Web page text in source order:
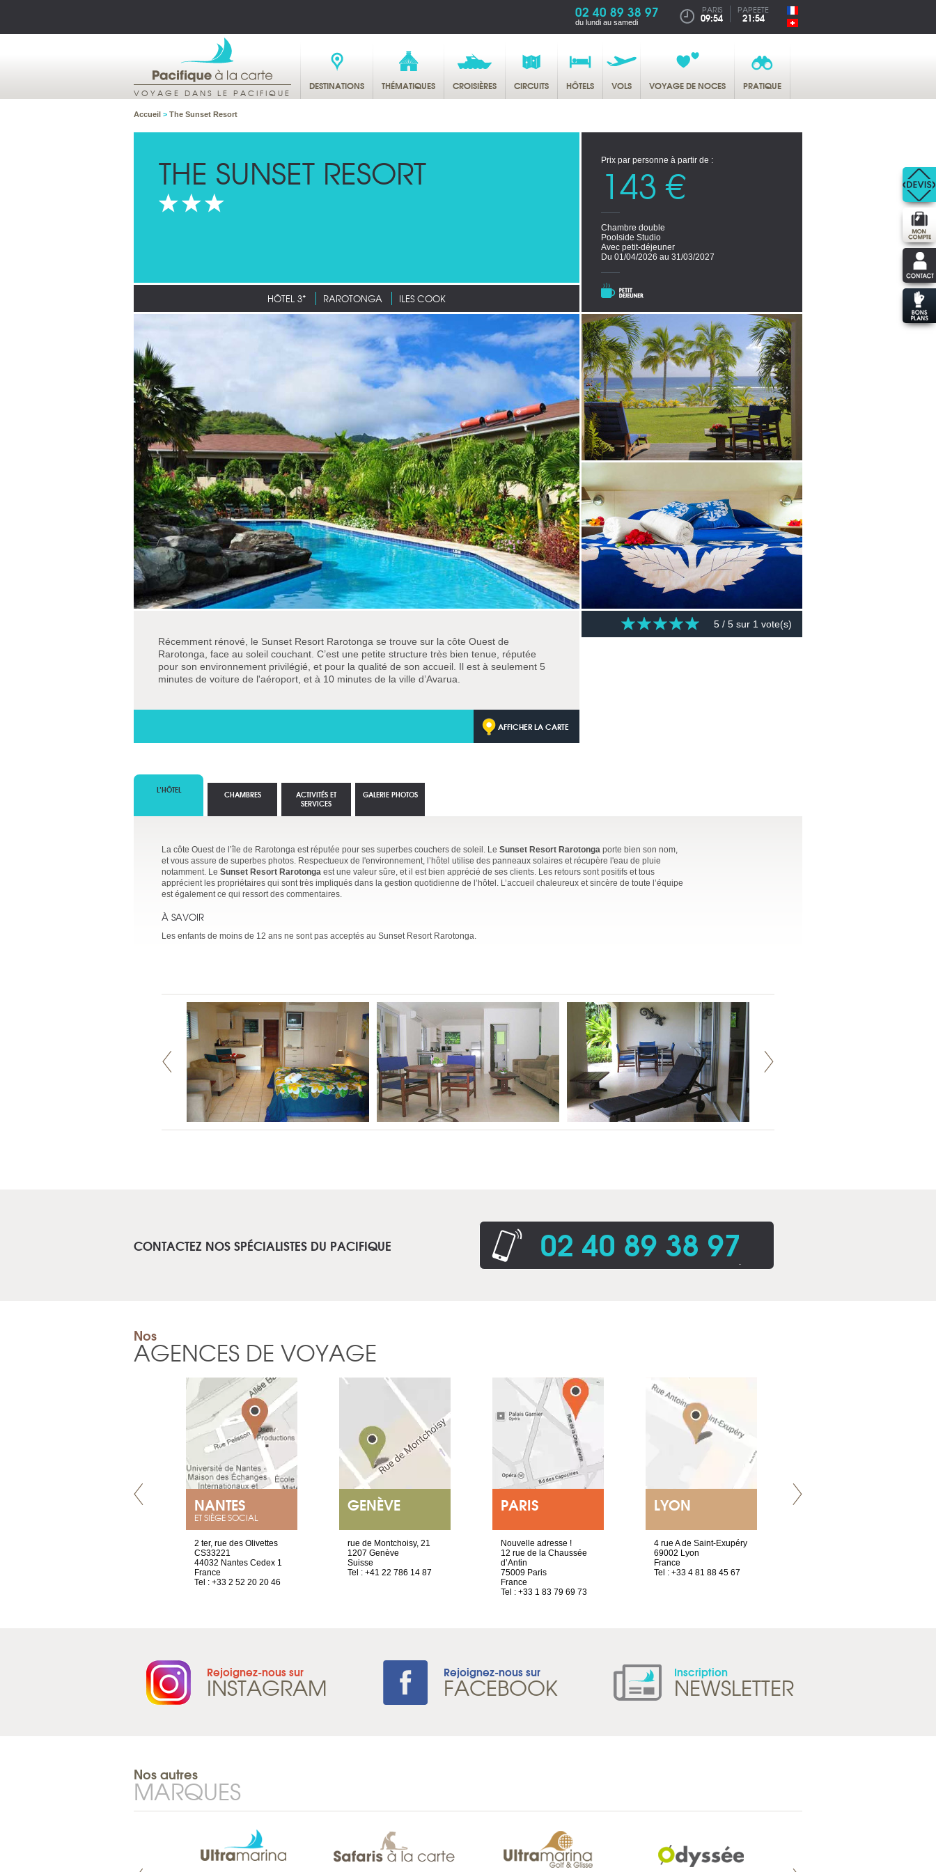
02 40 89 38 97
du lundi au samedi
PARIS
09:54
PAPEETE
21:54
VOYAGE DANS LE PACIFIQUE
DESTINATIONS THÉMATIQUES CROISIÈRES CIRCUITS HÔTELS VOLS VOYAGE DE NOCES PRATIQUE
Accueil > The Sunset Resort
THE SUNSET RESORT
HÔTEL 3* RAROTONGA ILES COOK
Prix par personne à partir de :
143 €
Chambre double
Poolside Studio
Avec petit-déjeuner
Du 01/04/2026 au 31/03/2027
Récemment rénové, le Sunset Resort Rarotonga se trouve sur la côte Ouest de
Rarotonga, face au soleil couchant. C’est une petite structure très bien tenue, réputée
pour son environnement privilégié, et pour la qualité de son accueil. Il est à seulement 5
minutes de voiture de l'aéroport, et à 10 minutes de la ville d’Avarua.
AFFICHER LA CARTE
5 / 5 sur 1 vote(s)
L’HÔTEL
La côte Ouest de l’île de Rarotonga est réputée pour ses superbes couchers de soleil. Le Sunset Resort Rarotonga porte bien son nom,
et vous assure de superbes photos. Respectueux de l'environnement, l’hôtel utilise des panneaux solaires et récupère l'eau de pluie
notamment. Le Sunset Resort Rarotonga est une valeur sûre, et il est bien apprécié de ses clients. Les retours sont positifs et tous
apprécient les propriétaires qui sont très impliqués dans la gestion quotidienne de l’hôtel. L’accueil chaleureux et sincère de toute l’équipe
est également ce qui ressort des commentaires.
À SAVOIR
Les enfants de moins de 12 ans ne sont pas acceptés au Sunset Resort Rarotonga.
CHAMBRES
ACTIVITÉS ET
SERVICES
GALERIE PHOTOS
CONTACTEZ NOS SPÉCIALISTES DU PACIFIQUE 02 40 89 38 97.
Nos
AGENCES DE VOYAGE
NANTES
ET SIÈGE SOCIAL
2 ter, rue des Olivettes
CS33221
44032 Nantes Cedex 1
France
Tel : +33 2 52 20 20 46
GENÈVE
rue de Montchoisy, 21
1207 Genève
Suisse
Tel : +41 22 786 14 87
PARIS
Nouvelle adresse !
12 rue de la Chaussée
d’Antin
75009 Paris
France
Tel : +33 1 83 79 69 73
LYON
4 rue A de Saint-Exupéry
69002 Lyon
France
Tel : +33 4 81 88 45 67
Rejoignez-nous sur
INSTAGRAM Rejoignez-nous sur
FACEBOOK Inscription
NEWSLETTER
Nos autres
MARQUES